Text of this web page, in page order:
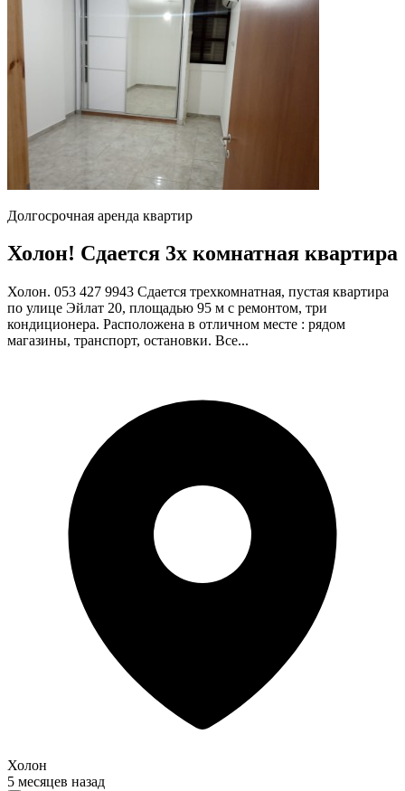
Долгосрочная аренда квартир
Холон! Сдается 3х комнатная квартира
Холон. 053 427 9943 Сдается трехкомнатная, пустая квартира
по улице Эйлат 20, площадью 95 м с ремонтом, три
кондиционера. Расположена в отличном месте : рядом
магазины, транспорт, остановки. Все...
Холон
5 месяцев назад